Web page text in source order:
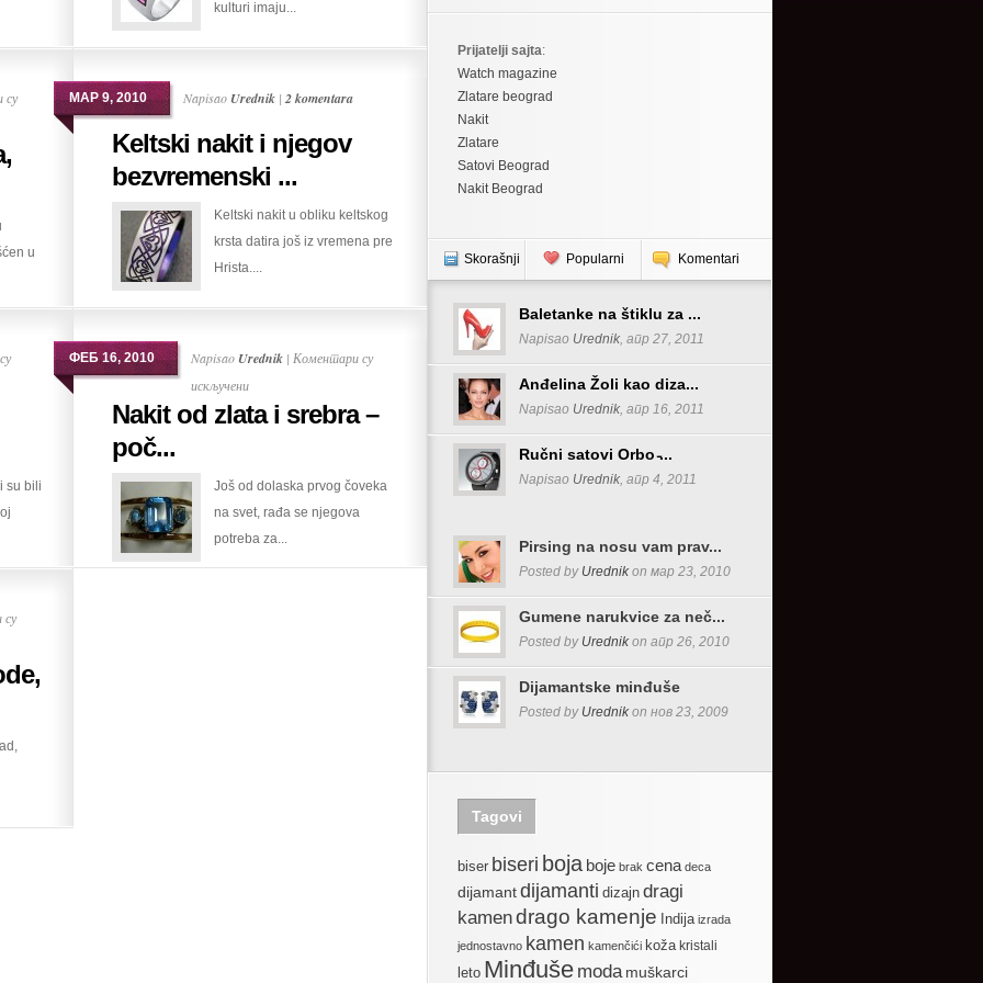
kulturi imaju...
су
u
МАР 9, 2010 Napisao Urednik | 2 komentara
Keltski nakit i njegov
bezvremenski ...
Keltski nakit u obliku keltskog
krsta datira još iz vremena pre
Hrista....
su bili
ФЕБ 16, 2010 Napisao Urednik | Коментари су
искљученина
Nakit
i
srebra
–
počeci
Nakit od zlata i srebra –
poč...
Još od dolaska prvog čoveka
na svet, rađa se njegova
potreba za...
Prijatelji sajta:
Watch magazine
Zlatare beograd
Nakit
Zlatare
Satovi Beograd
Nakit Beograd
Skorašnji Popularni Komentari
Baletanke na štiklu za ...
Napisao Urednik, апр 27, 2011
Anđelina Žoli kao diza...
Napisao Urednik, апр 16, 2011
Ručni satovi Orbo ̵...
Napisao Urednik, апр 4, 2011
Pirsing na nosu vam prav...
Posted by Urednik on мар 23, 2010
Gumene narukvice za neč...
Posted by Urednik on апр 26, 2010
Dijamantske minđuše
Posted by Urednik on нов 23, 2009
Tagovi
biser biseri boja boje brak cena deca
dijamantdijamanti dizajn dragi
kamendrago kamenje Indija izrada
jednostavno kamen kamenčići koža kristali
leto Minđuše moda muškarci